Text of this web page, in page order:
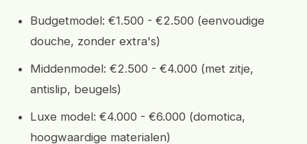
Budgetmodel: €1.500 - €2.500 (eenvoudige
douche, zonder extra's)
Middenmodel: €2.500 - €4.000 (met zitje,
antislip, beugels)
Luxe model: €4.000 - €6.000 (domotica,
hoogwaardige materialen)